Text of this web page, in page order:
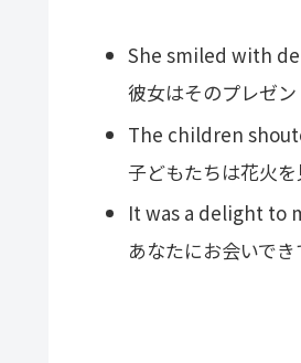
She smiled with
彼女はそのプレゼ
The children
子どもたちは花火を
It was a delight to
あなたにお会いでき